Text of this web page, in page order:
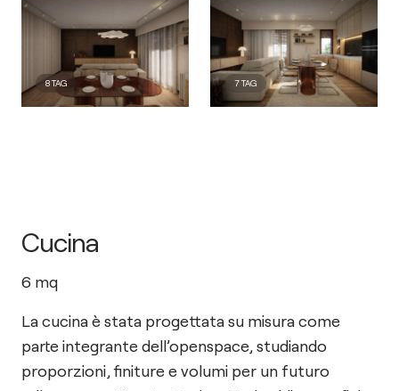
8TAG 7TAG
Cucina
6 mq
La cucina è stata progettata su misura come
parte integrante dell’openspace, studiando
proporzioni, finiture e volumi per un futuro